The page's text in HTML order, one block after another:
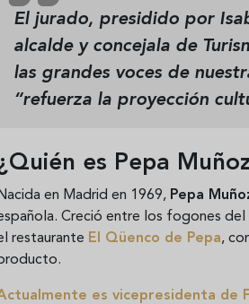
El jurado, presidido por
alcalde y concejala de
las grandes voces de
“refuerza la proyección
es Pepa
Nacida en Madrid en 1969, Pepa
Creció entre los fogones del
restaurante El Qüenco de Pepa,
es vicepresidenta de